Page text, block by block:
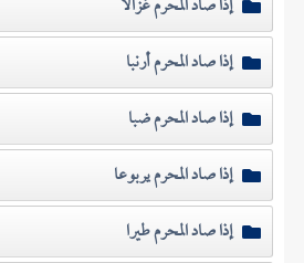
إذا صاد المحرم أرنبا
إذا صاد المحرم ضبا
إذا صاد المحرم يربوعا
إذا صاد المحرم طيرا